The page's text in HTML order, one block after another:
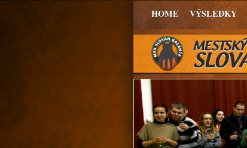
HOME VÝSLEDKY